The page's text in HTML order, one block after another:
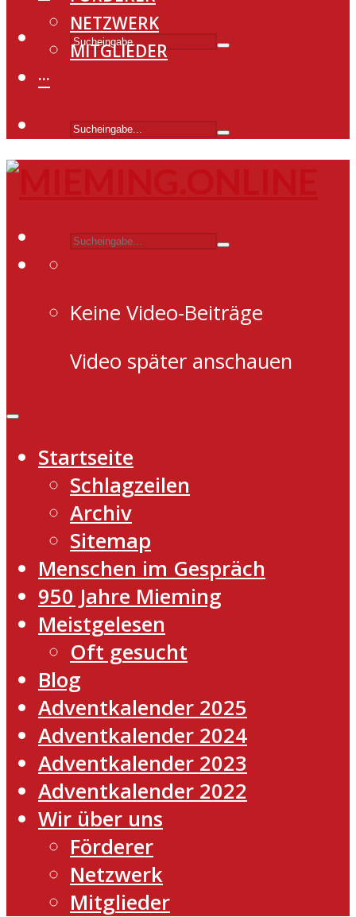
NETZWERK
MITGLIEDER
···
Keine Video-Beiträge
Video später anschauen
Startseite
Schlagzeilen
Archiv
Sitemap
Menschen im Gespräch
950 Jahre Mieming
Meistgelesen
Oft gesucht
Blog
Adventkalender 2025
Adventkalender 2024
Adventkalender 2023
Adventkalender 2022
Wir über uns
Förderer
Netzwerk
Mitglieder